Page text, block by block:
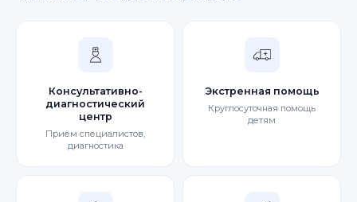
Консультативно-
диагностический
центр
Приём специалистов,
диагностика
Экстренная помощь
Круглосуточная помощь
детям